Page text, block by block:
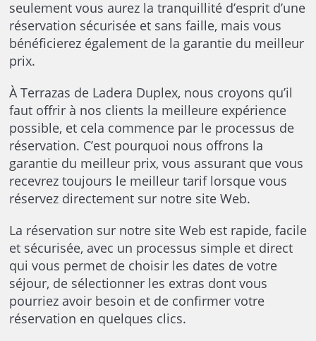
seulement vous aurez la tranquillité d’esprit d’une
réservation sécurisée et sans faille, mais vous
bénéficierez également de la garantie du meilleur
prix.
À Terrazas de Ladera Duplex, nous croyons qu’il
faut offrir à nos clients la meilleure expérience
possible, et cela commence par le processus de
réservation. C’est pourquoi nous offrons la
garantie du meilleur prix, vous assurant que vous
recevrez toujours le meilleur tarif lorsque vous
réservez directement sur notre site Web.
La réservation sur notre site Web est rapide, facile
et sécurisée, avec un processus simple et direct
qui vous permet de choisir les dates de votre
séjour, de sélectionner les extras dont vous
pourriez avoir besoin et de confirmer votre
réservation en quelques clics.